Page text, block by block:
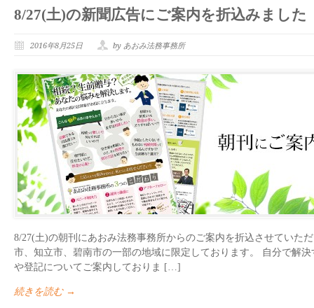
8/27(土)の新聞広告にご案内を折込みました
2016年8月25日 by あおみ法務事務所
8/27(土)の朝刊にあおみ法務事務所からのご案内を折込させていた
市、知立市、碧南市の一部の地域に限定しております。 自分で解
や登記についてご案内しておりま […]
続きを読む →